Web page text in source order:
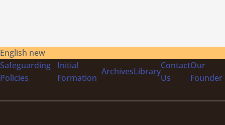
English new
Safeguarding
Policies
Initial
Formation
ArchivesLibrary
Contact
Us
Our
Founder